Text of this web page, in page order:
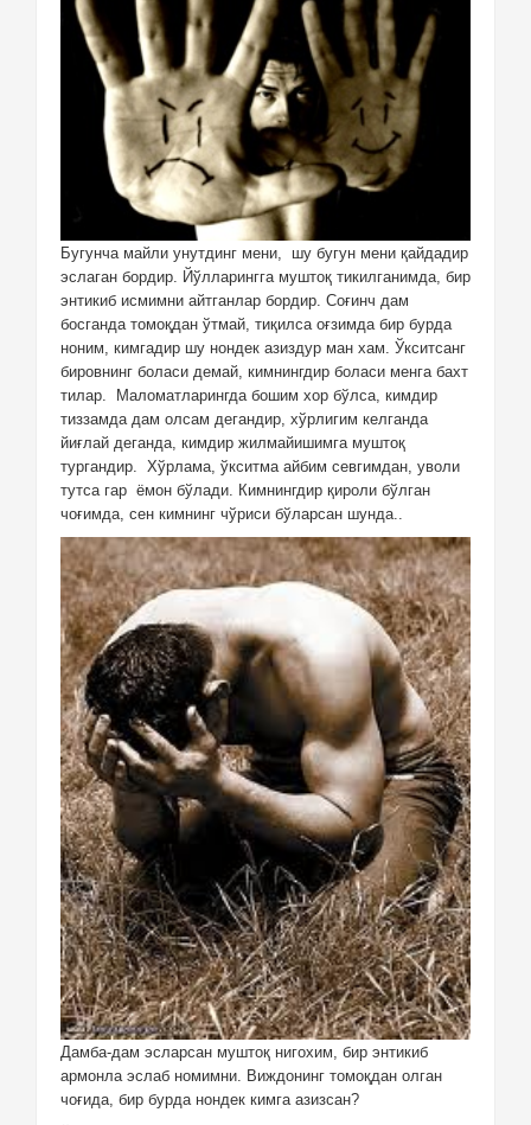
Бугунча майли унутдинг мени,
шу бугун мени қайдадир
эслаган бордир. Йўлларингга муштоқ тикилганимда, бир
энтикиб исмимни айтганлар бордир. Соғинч дам
босганда томоқдан ўтмай, тиқилса оғзимда бир бурда
ноним, кимгадир шу нондек азиздур ман хам. Ўкситсанг
бировнинг боласи демай, кимнингдир боласи менга бахт
тилар.
Маломатларингда бошим хор бўлса, кимдир
тиззамда дам олсам дегандир, хўрлигим келганда
йиғлай деганда, кимдир жилмайишимга муштоқ
тургандир.
Хўрлама, ўкситма айбим севгимдан, уволи
тутса гар ёмон бўлади. Кимнингдир қироли бўлган
чоғимда, сен кимнинг чўриси бўларсан шунда..
Дамба-дам эсларсан муштоқ нигохим, бир энтикиб
армонла эслаб номимни. Виждонинг томоқдан олган
чоғида, бир бурда нондек кимга азизсан?